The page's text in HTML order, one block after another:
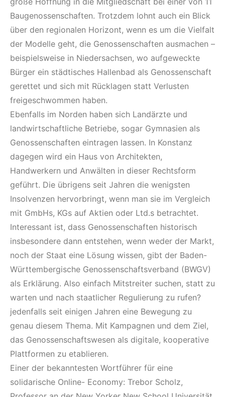
Baugenossenschaften. Trotzdem lohnt auch ein Blick
über den regionalen Horizont, wenn es um die Vielfalt
der Modelle geht, die Genossenschaften ausmachen –
beispielsweise in Niedersachsen, wo aufgeweckte
Bürger ein städtisches Hallenbad als Genossenschaft
gerettet und sich mit Rücklagen statt Verlusten
freigeschwommen haben.
Ebenfalls im Norden haben sich Landärzte und
landwirtschaftliche Betriebe, sogar Gymnasien als
Genossenschaften eintragen lassen. In Konstanz
dagegen wird ein Haus von Architekten,
Handwerkern und Anwälten in dieser Rechtsform
geführt. Die übrigens seit Jahren die wenigsten
Insolvenzen hervorbringt, wenn man sie im Vergleich
mit GmbHs, KGs auf Aktien oder Ltd.s betrachtet.
Interessant ist, dass Genossenschaften historisch
insbesondere dann entstehen, wenn weder der Markt,
noch der Staat eine Lösung wissen, gibt der Baden-
Württembergische Genossenschaftsverband (BWGV)
als Erklärung. Also einfach Mitstreiter suchen, statt zu
warten und nach staatlicher Regulierung zu rufen?
jedenfalls seit einigen Jahren eine Bewegung zu
genau diesem Thema. Mit Kampagnen und dem Ziel,
das Genossenschaftswesen als digitale, kooperative
Plattformen zu etablieren.
Einer der bekanntesten Wortführer für eine
solidarische Online- Economy: Trebor Scholz,